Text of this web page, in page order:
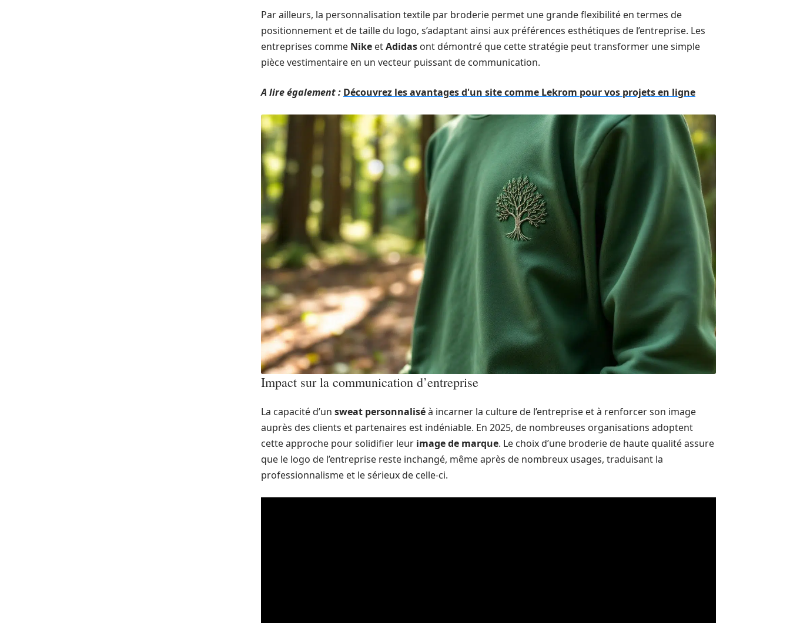
Par ailleurs, la personnalisation textile par broderie permet une grande flexibilité en termes de
positionnement et de taille du logo, s’adaptant ainsi aux préférences esthétiques de l’entreprise. Les
entreprises comme Nike etAdidas ont démontré que cette stratégie peut transformer une simple
pièce vestimentaire en un vecteur puissant de communication.
A lire également : Découvrez les avantages d'un site comme Lekrom pour vos projets en ligne
Impact sur la communication d’entreprise
La capacité d’un sweat personnaliséà incarner la culture de l’entreprise et à renforcer son image
auprès des clients et partenaires est indéniable. En 2025, de nombreuses organisations adoptent
cette approche pour solidifier leur image de marque. Le choix d’une broderie de haute qualité assure
que le logo de l’entreprise reste inchangé, même après de nombreux usages, traduisant la
professionnalisme et le sérieux de celle-ci.